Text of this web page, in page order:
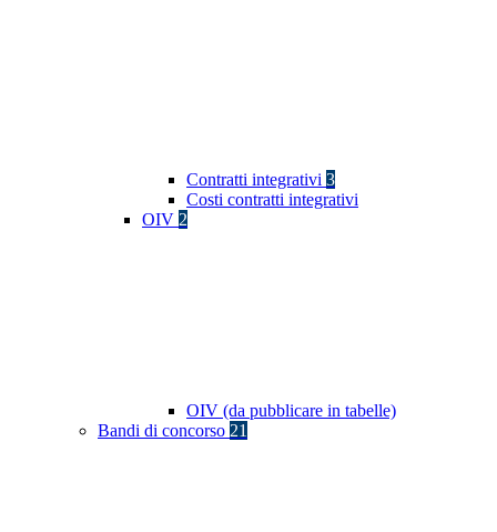
Contratti integrativi 3
Costi contratti integrativi
OIV 2
OIV (da pubblicare in tabelle)
Bandi di concorso 21